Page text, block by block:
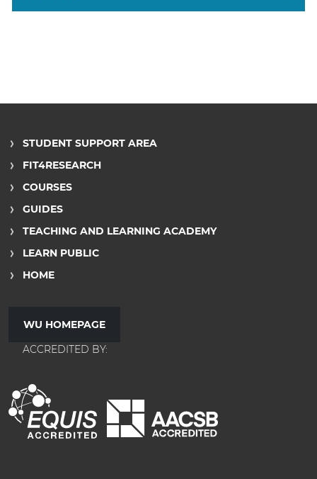
STUDENT SUPPORT AREA
FIT4RESEARCH
COURSES
GUIDES
TEACHING AND LEARNING ACADEMY
LEARN PUBLIC
HOME
WU HOMEPAGE
ACCREDITED BY: